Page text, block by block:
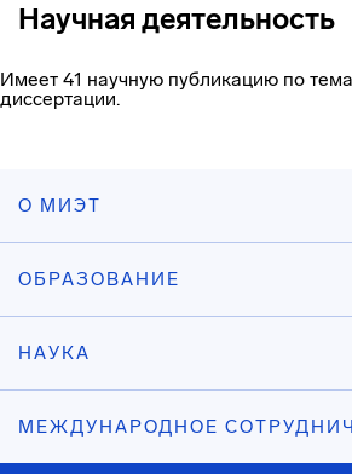
Научная деятельность
Имеет 41 научную публикацию по
диссертации.
О МИЭТ
ОБРАЗОВАНИЕ
НАУКА
МЕЖДУНАРОДНОЕ